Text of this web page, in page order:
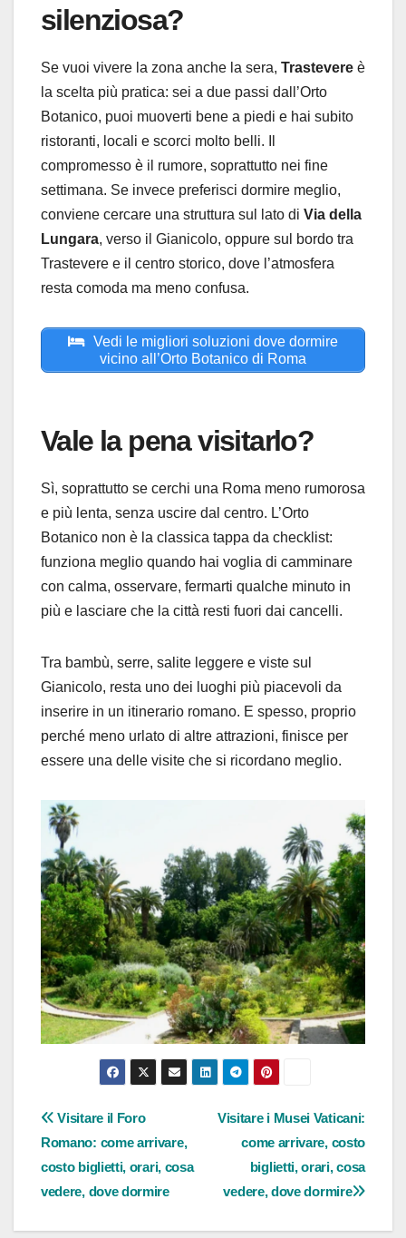
silenziosa?
Se vuoi vivere la zona anche la sera, Trastevere è
la scelta più pratica: sei a due passi dall’Orto
Botanico, puoi muoverti bene a piedi e hai subito
ristoranti, locali e scorci molto belli. Il
compromesso è il rumore, soprattutto nei fine
settimana. Se invece preferisci dormire meglio,
conviene cercare una struttura sul lato di Via della
Lungara, verso il Gianicolo, oppure sul bordo tra
Trastevere e il centro storico, dove l’atmosfera
resta comoda ma meno confusa.
Vedi le migliori soluzioni dove dormire
vicino all’Orto Botanico di Roma
Vale la pena visitarlo?
Sì, soprattutto se cerchi una Roma meno rumorosa
e più lenta, senza uscire dal centro. L’Orto
Botanico non è la classica tappa da checklist:
funziona meglio quando hai voglia di camminare
con calma, osservare, fermarti qualche minuto in
più e lasciare che la città resti fuori dai cancelli.
Tra bambù, serre, salite leggere e viste sul
Gianicolo, resta uno dei luoghi più piacevoli da
inserire in un itinerario romano. E spesso, proprio
perché meno urlato di altre attrazioni, finisce per
essere una delle visite che si ricordano meglio.
Navigazione
articoli
Visitare i Musei Vaticani:
come arrivare, costo
biglietti, orari, cosa
vedere, dove dormire
Visitare il Foro
Romano: come arrivare,
costo biglietti, orari, cosa
vedere, dove dormire